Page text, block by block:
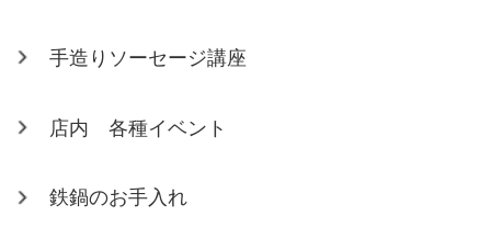
手造りソーセージ講座
店内 各種イベント
鉄鍋のお手入れ